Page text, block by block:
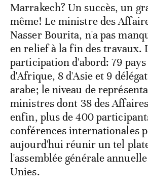
Marrakech? Un succès, un
même! Le ministre des
Nasser Bourita, n'a pas
en relief à la fin des travaux.
participation d'abord: 79
d'Afrique, 8 d'Asie et 9
arabe; le niveau de
ministres dont 38 des
enfin, plus de 400
conférences internationales
aujourd'hui réunir un tel
l'assemblée générale
Unies.